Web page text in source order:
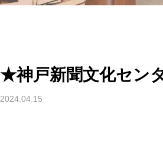
★神戸新聞文化セン
2024.04.15